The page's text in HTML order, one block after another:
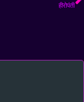
हीरोपंती